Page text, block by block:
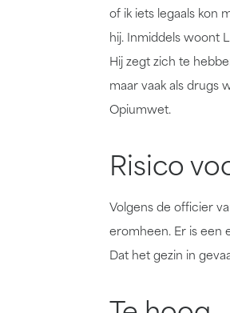
of ik iets legaals kon
hij. Inmiddels woont
Hij zegt zich te
maar vaak als drugs
Opiumwet.
Risico
Volgens de officier
eromheen. Er is een
Dat het gezin in